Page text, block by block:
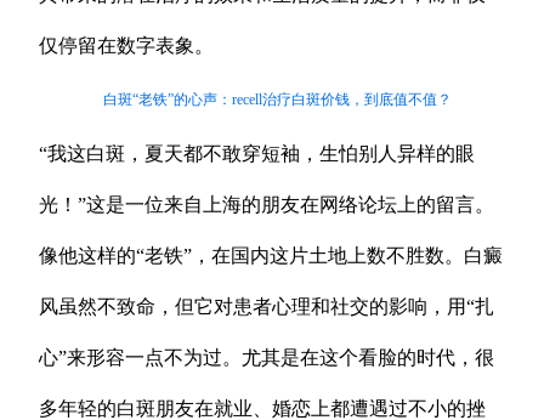
仅停留在数字表象。
白斑“老铁”的心声：recell治疗白斑价钱，到底值不值？
“我这白斑，夏天都不敢穿短袖，生怕别人异样的眼
光！”这是一位来自上海的朋友在网络论坛上的留言。
像他这样的“老铁”，在国内这片土地上数不胜数。白癜
风虽然不致命，但它对患者心理和社交的影响，用“扎
心”来形容一点不为过。尤其是在这个看脸的时代，很
多年轻的白斑朋友在就业、婚恋上都遭遇过不小的挫